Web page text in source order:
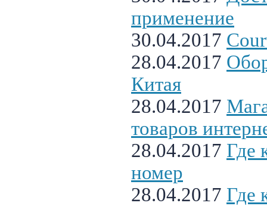
применение
30.04.2017
28.04.2017
Китая
28.04.2017
товаров
28.04.2017 Где
номер
28.04.2017 Где